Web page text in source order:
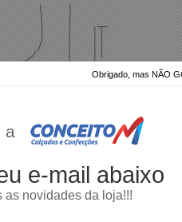
Obrigado, mas NÃO
a
e-mail abaixo
as novidades da loja!!!